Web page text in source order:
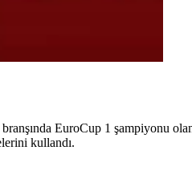
EuroCup 1 şampiyonu
kullandı.